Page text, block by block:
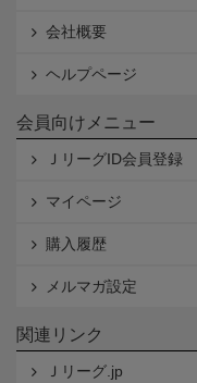
会社概要
ヘルプページ
会員向けメニュー
ＪリーグID会員登録
マイページ
購入履歴
メルマガ設定
関連リンク
Ｊリーグ.jp